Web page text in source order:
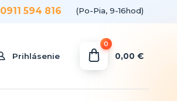
Prihlásenie
0911 594 816 (Po-Pia, 9-16hod)
0
0,00 €